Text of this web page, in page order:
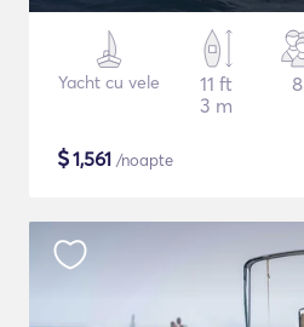
Yacht cu vele
11 ft
3 m
8
$1,561 /noapte